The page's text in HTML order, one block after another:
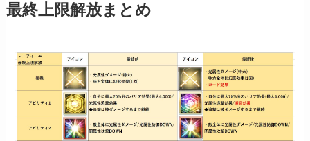
最終上限解放まとめ